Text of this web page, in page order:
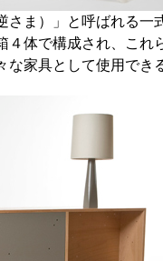
さま）」と呼ばれる一
４体で構成され、これ
な家具として使用でき